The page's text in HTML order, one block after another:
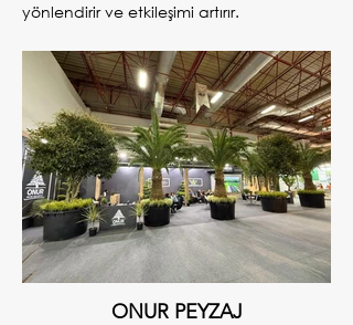
yönlendirir ve etkileşimi artırır.
ONUR PEYZAJ